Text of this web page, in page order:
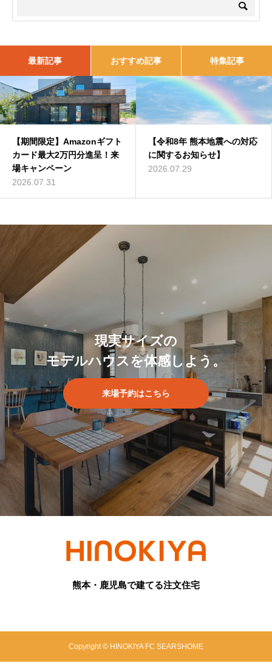
最新記事 おすすめ記事 特集記事
【期間限定】Amazonギフト
カード最大2万円分進呈！来
場キャンペーン
2026.07.31
【令和8年 熊本地震への対応
に関するお知らせ】
2026.07.29
＜終了いたしました＞6/11
（土）12（日）Z空調体感会
｜熊本県八代市長田町
2022.05.22
＜終了いたしました＞5/21
（土）22（日）平屋実例見
学会｜熊本県人吉市下原田町
現実サイズの
モデルハウスを体感しよう。
来場予約はこちら
熊本・鹿児島で建てる注文住宅
Copyright © HINOKIYA FC SEARSHOME